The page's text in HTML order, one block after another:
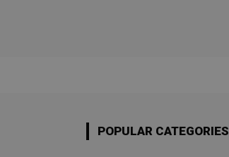
POPULAR CATEGORIES